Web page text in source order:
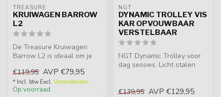
TREASURE
KRUIWAGEN BARROW
L2
De Treasure Kruiwagen
Barrow L2 is ideaal om je
in ...
€119,95 AVP €79,95
* Incl. btw Excl. Verzendkosten
Op voorraad
NGT
DYNAMIC TROLLEY VIS
KAR OPVOUWBAAR
VERSTELBAAR
NGT Dynamic Trolley voor
dag sessies. Licht stalen
€139,95 AVP €129,95